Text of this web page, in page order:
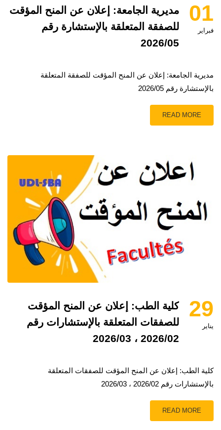
01
فبراير
مديرية الجامعة: إعلان عن المنح المؤقت
للصفقة المتعلقة بالإستشارة رقم
2026/05
مديرية الجامعة: إعلان عن المنح المؤقت للصفقة المتعلقة
بالإستشارة رقم 2026/05
READ MORE
29
يناير
كلية الطب: إعلان عن المنح المؤقت
للصفقات المتعلقة بالإستشارات رقم
2026/02 ، 2026/03
كلية الطب: إعلان عن المنح المؤقت للصفقات المتعلقة
بالإستشارات رقم 2026/02 ، 2026/03
READ MORE